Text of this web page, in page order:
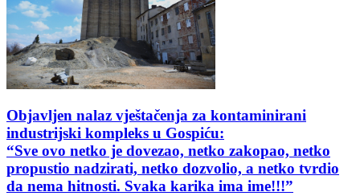
Objavljen nalaz vještačenja za kontaminirani
industrijski kompleks u Gospiću:
“Sve ovo netko je dovezao, netko zakopao, netko
propustio nadzirati, netko dozvolio, a netko tvrdio
da nema hitnosti. Svaka karika ima ime!!!”